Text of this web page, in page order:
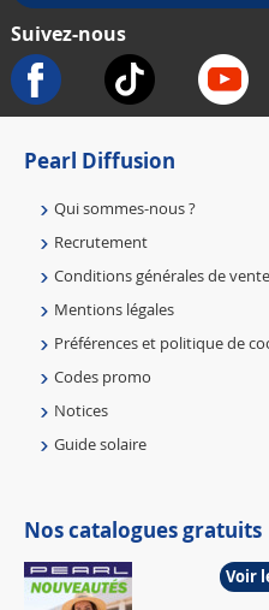
Suivez-nous
Pearl Diffusion
Qui sommes-nous ?
Recrutement
Conditions générales de vente
Mentions légales
Préférences et politique de
Codes promo
Notices
Guide solaire
Nos catalogues gratuits
Voir